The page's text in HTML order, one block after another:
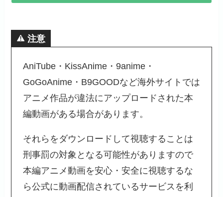
注意
AniTube・KissAnime・9anime・
GoGoAnime・B9GOODなど海外サイトでは
アニメ作品が違法にアップロードされた本
編動画がある場合があります。
それらをダウンロードして視聴することは
刑事罰の対象となる可能性がありますので
本編アニメ動画を安心・安全に視聴するな
ら公式に動画配信されているサービスを利